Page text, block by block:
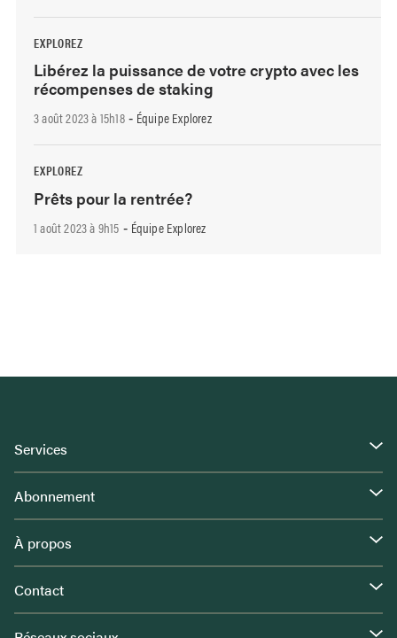
EXPLOREZ
Libérez la puissance de votre crypto avec les
récompenses de staking
3 août 2023 à 15h18- Équipe Explorez
EXPLOREZ
Prêts pour la rentrée?
1 août 2023 à 9h15 - Équipe Explorez
Services
Abonnement
À propos
Contact